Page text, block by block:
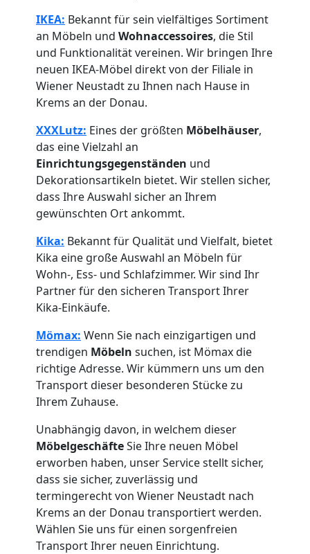
IKEA: Bekannt für sein vielfältiges Sortiment
an Möbeln und Wohnaccessoires, die Stil
und Funktionalität vereinen. Wir bringen Ihre
neuen IKEA-Möbel direkt von der Filiale in
Wiener Neustadt zu Ihnen nach Hause in
Krems an der Donau.
XXXLutz: Eines der größten Möbelhäuser,
das eine Vielzahl an
Einrichtungsgegenständen und
Dekorationsartikeln bietet. Wir stellen sicher,
dass Ihre Auswahl sicher an Ihrem
gewünschten Ort ankommt.
Kika: Bekannt für Qualität und Vielfalt, bietet
Kika eine große Auswahl an Möbeln für
Wohn-, Ess- und Schlafzimmer. Wir sind Ihr
Partner für den sicheren Transport Ihrer
Kika-Einkäufe.
Mömax: Wenn Sie nach einzigartigen und
trendigen Möbeln suchen, ist Mömax die
richtige Adresse. Wir kümmern uns um den
Transport dieser besonderen Stücke zu
Ihrem Zuhause.
Unabhängig davon, in welchem dieser
MöbelgeschäfteSie Ihre neuen Möbel
erworben haben, unser Service stellt sicher,
dass sie sicher, zuverlässig und
termingerecht von Wiener Neustadt nach
Krems an der Donau transportiert werden.
Wählen Sie uns für einen sorgenfreien
Transport Ihrer neuen Einrichtung.
Wiener
Neustadt
Anfrage
Möbeltransport
National
Möbeltransport
International
Beiladung
National
Beiladung
International
Internationaler
Umzug